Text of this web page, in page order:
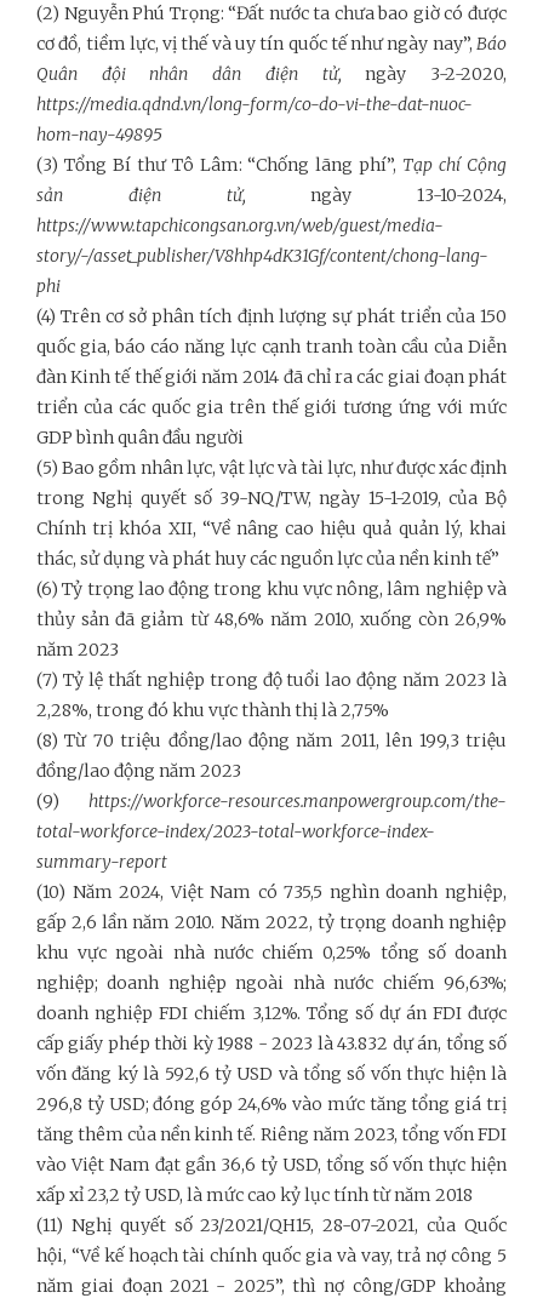
(2) Nguyễn Phú Trọng: “Đất nước ta chưa bao giờ có được
cơ đồ, tiềm lực, vị thế và uy tín quốc tế như ngày nay”, Báo
Quân đội nhân dân điện tử, ngày 3-2-2020,
https://media.qdnd.vn/long-form/co-do-vi-the-dat-nuoc-
hom-nay-49895
(3) Tổng Bí thư Tô Lâm: “Chống lãng phí”, Tạp chí Cộng
sản điện tử, ngày 13-10-2024,
https://www.tapchicongsan.org.vn/web/guest/media-
story/-/asset_publisher/V8hhp4dK31Gf/content/chong-lang-
phi
(4) Trên cơ sở phân tích định lượng sự phát triển của 150
quốc gia, báo cáo năng lực cạnh tranh toàn cầu của Diễn
đàn Kinh tế thế giới năm 2014 đã chỉ ra các giai đoạn phát
triển của các quốc gia trên thế giới tương ứng với mức
GDP bình quân đầu người
(5) Bao gồm nhân lực, vật lực và tài lực, như được xác định
trong Nghị quyết số 39-NQ/TW, ngày 15-1-2019, của Bộ
Chính trị khóa XII, “Về nâng cao hiệu quả quản lý, khai
thác, sử dụng và phát huy các nguồn lực của nền kinh tế”
(6) Tỷ trọng lao động trong khu vực nông, lâm nghiệp và
thủy sản đã giảm từ 48,6% năm 2010, xuống còn 26,9%
năm 2023
(7) Tỷ lệ thất nghiệp trong độ tuổi lao động năm 2023 là
2,28%, trong đó khu vực thành thị là 2,75%
(8) Từ 70 triệu đồng/lao động năm 2011, lên 199,3 triệu
đồng/lao động năm 2023
(9) https://workforce-resources.manpowergroup.com/the-
total-workforce-index/2023-total-workforce-index-
summary-report
(10) Năm 2024, Việt Nam có 735,5 nghìn doanh nghiệp,
gấp 2,6 lần năm 2010. Năm 2022, tỷ trọng doanh nghiệp
khu vực ngoài nhà nước chiếm 0,25% tổng số doanh
nghiệp; doanh nghiệp ngoài nhà nước chiếm 96,63%;
doanh nghiệp FDI chiếm 3,12%. Tổng số dự án FDI được
cấp giấy phép thời kỳ 1988 - 2023 là 43.832 dự án, tổng số
vốn đăng ký là 592,6 tỷ USD và tổng số vốn thực hiện là
296,8 tỷ USD; đóng góp 24,6% vào mức tăng tổng giá trị
tăng thêm của nền kinh tế. Riêng năm 2023, tổng vốn FDI
vào Việt Nam đạt gần 36,6 tỷ USD, tổng số vốn thực hiện
xấp xỉ 23,2 tỷ USD, là mức cao kỷ lục tính từ năm 2018
(11) Nghị quyết số 23/2021/QH15, 28-07-2021, của Quốc
hội, “Về kế hoạch tài chính quốc gia và vay, trả nợ công 5
năm giai đoạn 2021 - 2025”, thì nợ công/GDP khoảng